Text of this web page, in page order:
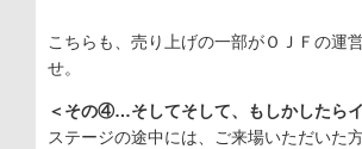
こちらも、売り上げの一部がＯＪＦの運
せ。
＜その④…そしてそして、もしかしたら
ステージの途中には、
ご来場いただいた